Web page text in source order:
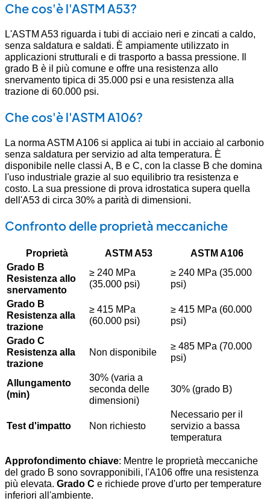
Che cos'è l'ASTM A53?
L'ASTM A53 riguarda i tubi di acciaio neri e zincati a caldo,
senza saldatura e saldati. È ampiamente utilizzato in
applicazioni strutturali e di trasporto a bassa pressione. Il
grado B è il più comune e offre una resistenza allo
snervamento tipica di 35.000 psi e una resistenza alla
trazione di 60.000 psi.
Che cos'è l'ASTM A106?
La norma ASTM A106 si applica ai tubi in acciaio al carbonio
senza saldatura per servizio ad alta temperatura. È
disponibile nelle classi A, B e C, con la classe B che domina
l'uso industriale grazie al suo equilibrio tra resistenza e
costo. La sua pressione di prova idrostatica supera quella
dell'A53 di circa 30% a parità di dimensioni.
Confronto delle proprietà meccaniche
Proprietà ASTM A53
ASTM A106
Grado B
Resistenza allo
snervamento
≥ 240 MPa
(35.000 psi)
≥ 240 MPa (35.000
psi)
Grado B
Resistenza alla
trazione
≥ 415 MPa
(60.000 psi)
≥ 415 MPa (60.000
psi)
Grado C
Resistenza alla
trazione
Non disponibile
≥ 485 MPa (70.000
psi)
Allungamento
(min)
30% (varia a
seconda delle
dimensioni)
30% (grado B)
Test d'impatto Non richiesto
Necessario per il
servizio a bassa
temperatura
Approfondimento chiave: Mentre le proprietà meccaniche
del grado B sono sovrapponibili, l'A106 offre una resistenza
più elevata. Grado C e richiede prove d'urto per temperature
inferiori all'ambiente.